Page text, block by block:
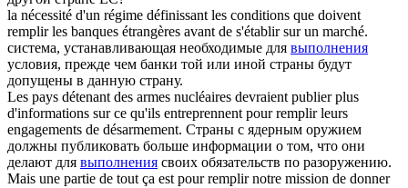
la nécessité d'un régime définissant les conditions que doivent
remplirles banques étrangères avant de s'établir sur un marché.
система, устанавливающая необходимые для выполнения
условия, прежде чем банки той или иной страны будут
допущены в данную страну.
Les pays détenant des armes nucléaires devraient publier plus
d'informations sur ce qu'ils entreprennent pourremplirleurs
engagements de désarmement. Страны с ядерным оружием
должны публиковать больше информации о том, что они
делают для выполнения своих обязательств по разоружению.
Mais une partie de tout ça est pourremplirnotre mission de donner